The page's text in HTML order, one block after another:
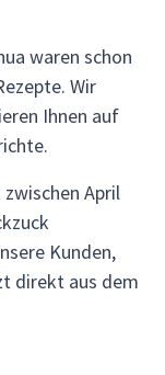
waren schon
Wir
Ihnen auf
April
Kunden,
direkt aus dem